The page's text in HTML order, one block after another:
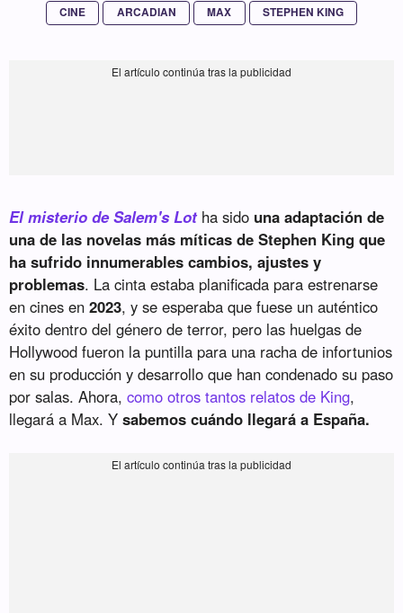
CINE ARCADIAN MAX STEPHEN KING
El misterio de Salem's Lotha sido una adaptación de
una de las novelas más míticas de Stephen King que
ha sufrido innumerables cambios, ajustes y
problemas. La cinta estaba planificada para estrenarse
en cines en2023, y se esperaba que fuese un auténtico
éxito dentro del género de terror, pero las huelgas de
Hollywood fueron la puntilla para una racha de infortunios
en su producción y desarrollo que han condenado su paso
por salas. Ahora,como otros tantos relatos de King,
llegará a Max. Ysabemos cuándo llegará a España.